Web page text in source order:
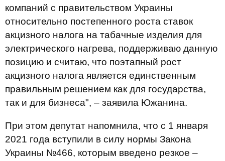
компаний с правительством Украины
относительно постепенного роста ставок
акцизного налога на табачные изделия для
электрического нагрева, поддерживаю данную
позицию и считаю, что поэтапный рост
акцизного налога является единственным
правильным решением как для государства,
так и для бизнеса", – заявила Южанина.
При этом депутат напомнила, что с 1 января
2021 года вступили в силу нормы Закона
Украины №466, которым введено резкое –